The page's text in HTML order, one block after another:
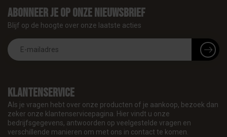
Klantenservice
Als je vragen hebt over onze producten of je aankoop, bezoek dan
zeker onze klantenservicepagina. Hier vindt u onze
bedrijfsgegevens, antwoorden op veelgestelde vragen en
verschillende manieren om met ons in contact te komen.
Abonneer je op onze nieuwsbrief
Blijf op de hoogte over onze laatste acties